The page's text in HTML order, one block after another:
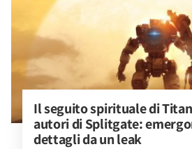
Il seguito spirituale di
autori di Splitgate:
dettagli da un leak